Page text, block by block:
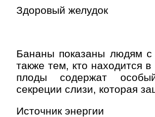
Здоровый желудок
Бананы показаны людям с
также тем, кто находится
плоды содержат
секреции слизи, которая
Источник энергии